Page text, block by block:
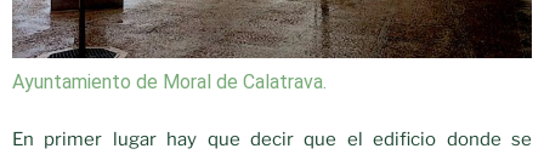
Ayuntamiento de Moral de Calatrava.
En primer lugar hay que decir que el edificio donde se